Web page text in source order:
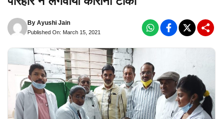
By Ayushi Jain
Published On: March 15, 2021